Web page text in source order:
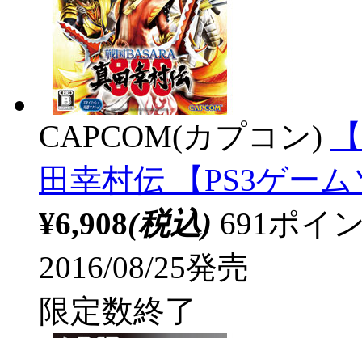
CAPCOM(カプコン)
田幸村伝 【PS3ゲー
¥6,908(税込) 691ポイ
2016/08/25発売
限定数終了